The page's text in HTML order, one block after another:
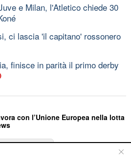
e Milan, l'Atletico chiede 30
ci lascia 'il capitano' rossonero
finisce in parità il primo derby
con l’Unione Europea nella lotta